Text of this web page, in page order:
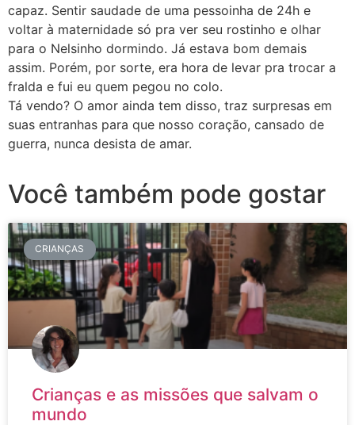
capaz. Sentir saudade de uma pessoinha de 24h e
voltar à maternidade só pra ver seu rostinho e olhar
para o Nelsinho dormindo. Já estava bom demais
assim. Porém, por sorte, era hora de levar pra trocar a
fralda e fui eu quem pegou no colo.
Tá vendo? O amor ainda tem disso, traz surpresas em
suas entranhas para que nosso coração, cansado de
guerra, nunca desista de amar.
Você também pode gostar
CRIANÇAS
Crianças e as missões que salvam o
mundo